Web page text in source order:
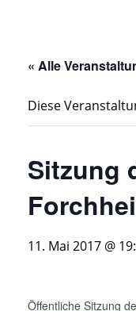
« Alle
Diese
Sitzung
11. Mai 2017 @
Öffentliche Sitzung